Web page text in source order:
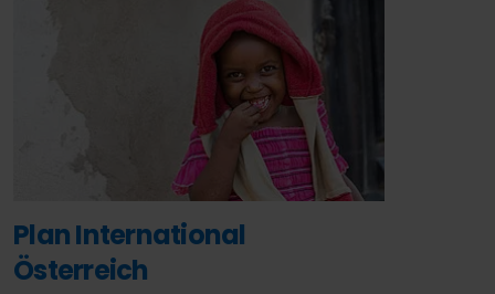
Plan International
Österreich